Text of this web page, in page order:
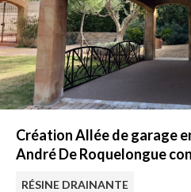
Création Allée de garage
André De Roquelongue
RÉSINE DRAINANTE